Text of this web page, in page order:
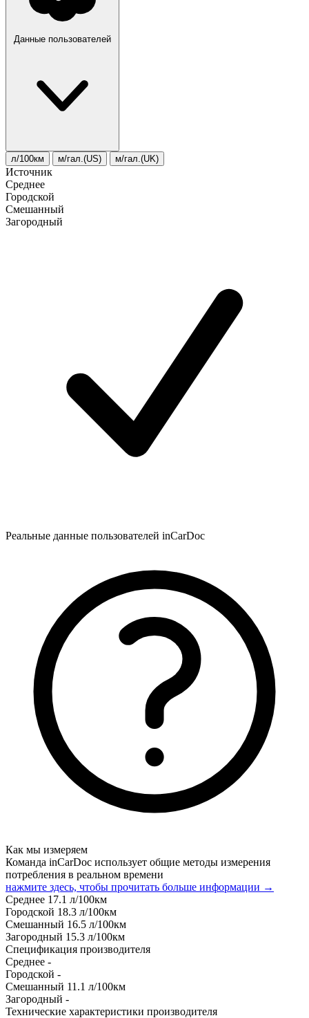
Данные пользователей
л/100км м/гал.(US) м/гал.(UK)
Источник
Среднее
Городской
Смешанный
Загородный
Реальные данные пользователей inCarDoc
Как мы измеряем
Команда inCarDoc использует общие методы измерения
потребления в реальном времени
нажмите здесь, чтобы прочитать больше информации →
Среднее 17.1 л/100км
Городской 18.3 л/100км
Смешанный 16.5 л/100км
Загородный 15.3 л/100км
Спецификация производителя
Среднее -
Городской -
Смешанный 11.1 л/100км
Загородный -
Технические характеристики производителя